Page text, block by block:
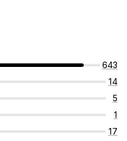
643
14
5
1
17